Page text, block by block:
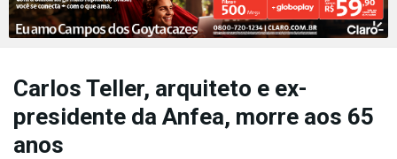
TV
Carlos Teller, arquiteto e ex-
presidente da Anfea, morre aos 65
anos